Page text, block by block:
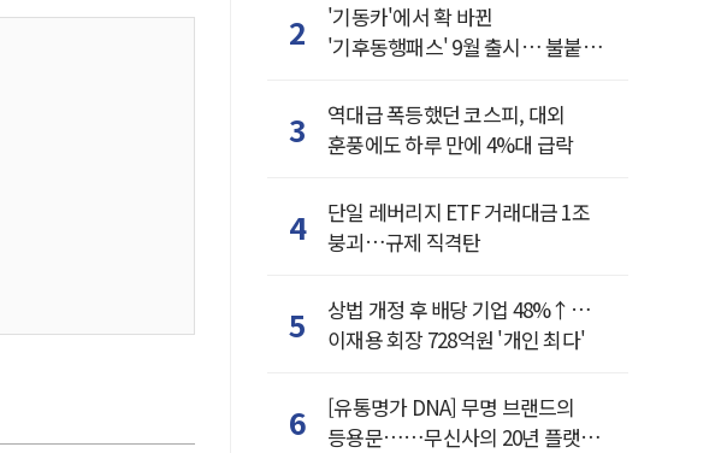
2
'기동카'에서 확 바뀐
'기후동행패스' 9월 출시… 불붙은
3
역대급 폭등했던 코스피, 대외
훈풍에도 하루 만에 4%대 급락
4
단일 레버리지 ETF 거래대금 1조
붕괴…규제 직격탄
5
상법 개정 후 배당 기업 48%↑…
이재용 회장 728억원 '개인 최다'
6
[유통명가 DNA] 무명 브랜드의
등용문……무신사의 20년 플랫폼